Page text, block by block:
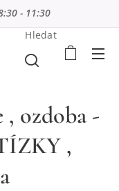
- 11:30
Hledat
, ozdoba -
,